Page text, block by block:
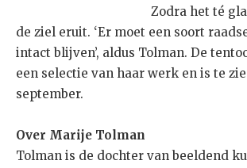
Zodra het té
de ziel eruit. ‘Er moet een soort
intact blijven’, aldus Tolman. De
een selectie van haar werk en is te
september.
Over Marije Tolman
Tolman is de dochter van beeldend